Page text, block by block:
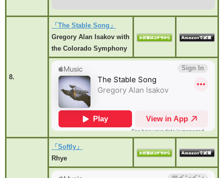
8.
「The Stable Song」
Gregory Alan Isakov with
the Colorado Symphony
「Softly」
Rhye